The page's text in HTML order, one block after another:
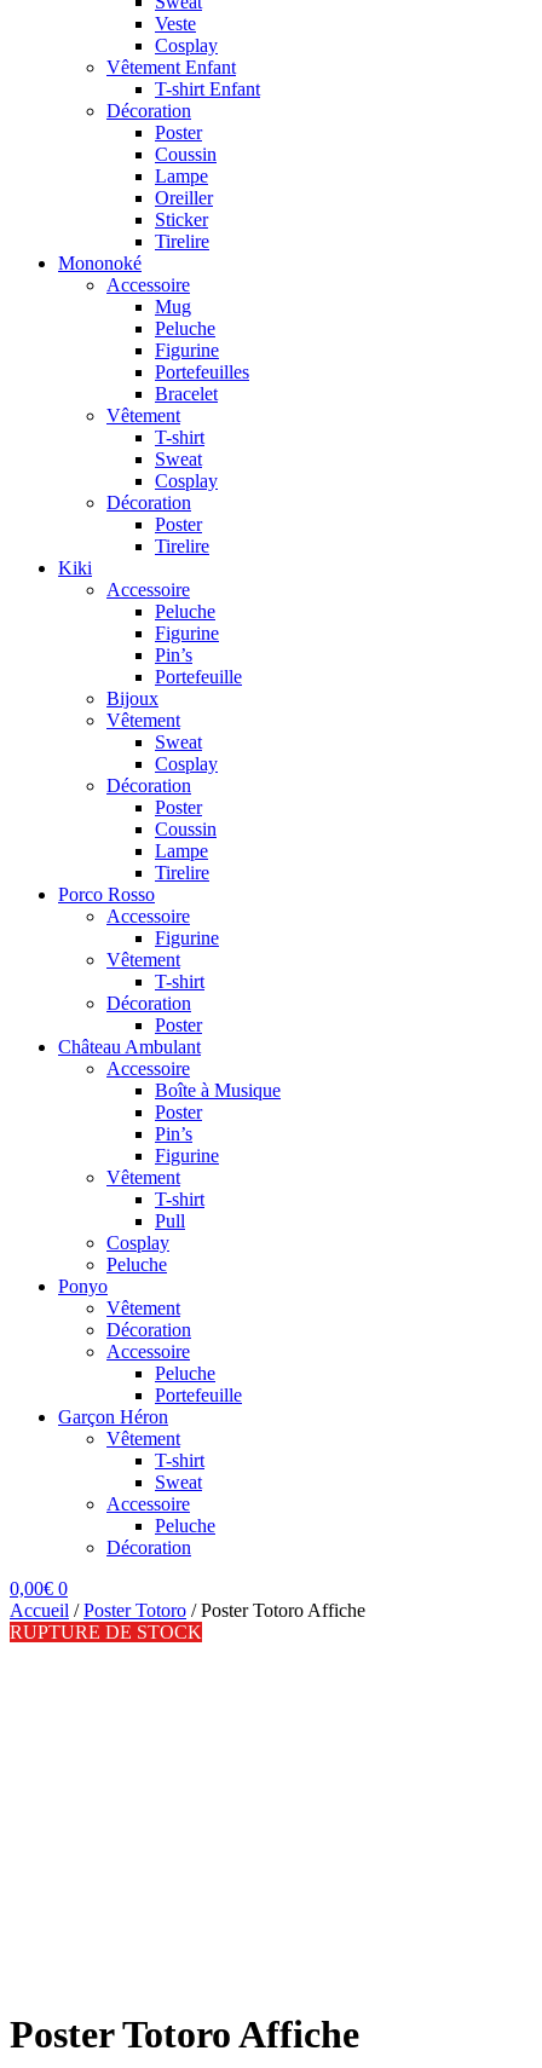
Veste
Cosplay
Vêtement Enfant
T-shirt Enfant
Décoration
Poster
Coussin
Lampe
Oreiller
Sticker
Tirelire
Mononoké
Accessoire
Mug
Peluche
Figurine
Portefeuilles
Bracelet
Vêtement
T-shirt
Sweat
Cosplay
Décoration
Poster
Tirelire
Kiki
Accessoire
Peluche
Figurine
Pin’s
Portefeuille
Bijoux
Vêtement
Sweat
Cosplay
Décoration
Poster
Coussin
Lampe
Tirelire
Porco Rosso
Accessoire
Figurine
Vêtement
T-shirt
Décoration
Poster
Château Ambulant
Accessoire
Boîte à Musique
Poster
Pin’s
Figurine
Vêtement
T-shirt
Pull
Cosplay
Peluche
Ponyo
Vêtement
Décoration
Accessoire
Peluche
Portefeuille
Garçon Héron
Vêtement
T-shirt
Sweat
Accessoire
Peluche
Décoration
0,00€ 0
Accueil /Poster Totoro /Poster Totoro Affiche
RUPTURE DE STOCK
Poster Totoro Affiche